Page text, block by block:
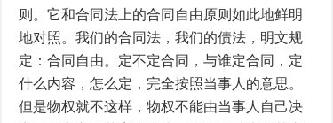
则。它和合同法上的合同自由原则如此地鲜明
地对照。我们的合同法，我们的债法，明文规
定：合同自由。定不定合同，与谁定合同，定
什么内容，怎么定，完全按照当事人的意思。
但是物权就不这样，物权不能由当事人自己决